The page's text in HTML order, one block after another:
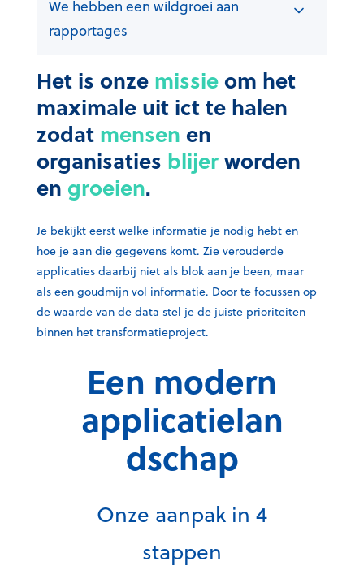
We hebben een wildgroei aan
rapportages
Het is onze missieom het
maximale uit ict te halen
zodat mensen en
organisaties blijerworden
en groeien.
Je bekijkt eerst welke informatie je nodig hebt en
hoe je aan die gegevens komt. Zie verouderde
applicaties daarbij niet als blok aan je been, maar
als een goudmijn vol informatie. Door te focussen op
de waarde van de data stel je de juiste prioriteiten
binnen het transformatieproject.
Een modern
applicatielan
dschap
Onze aanpak in 4
stappen